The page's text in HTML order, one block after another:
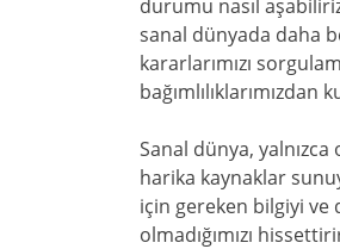
durumu nasıl
sanal dünyada daha
kararlarımızı
Sanal dünya, yalnızca
harika kaynaklar
için gereken bilgiyi ve
olmadığımızı